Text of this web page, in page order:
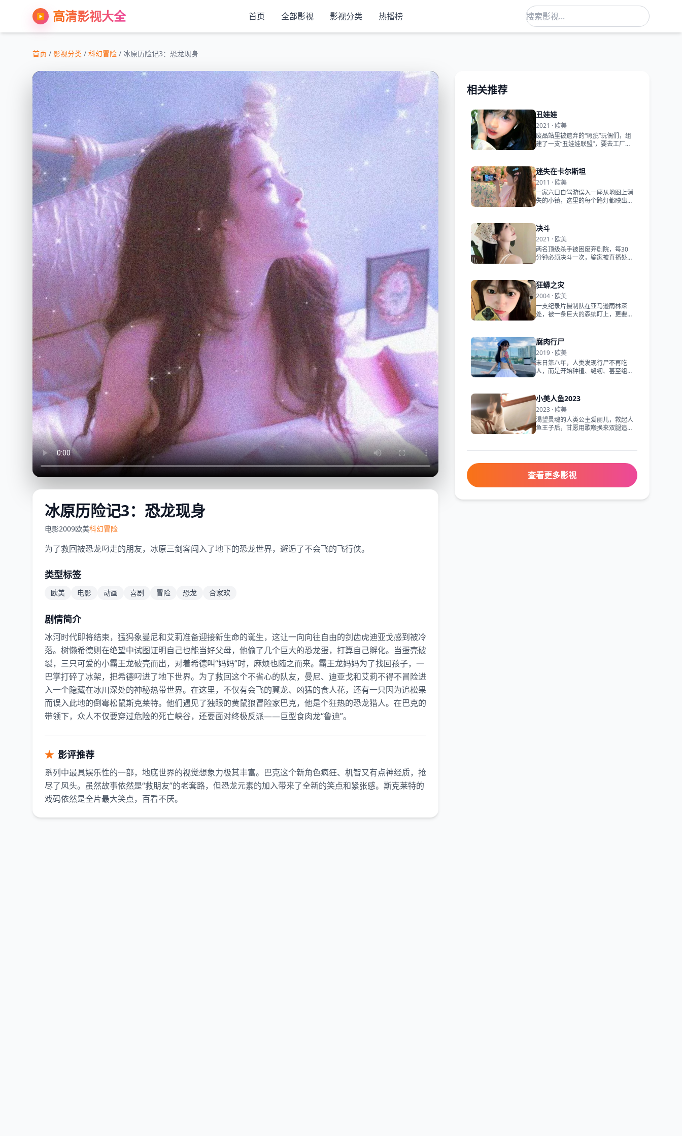
▶ 高清影视大全 首页 全部影视 影视分类 热播榜
首页 / 影视分类 / 科幻冒险 / 冰原历险记3：恐龙现身
冰原历险记3：恐龙现身
电影2009欧美科幻冒险
为了救回被恐龙叼走的朋友，冰原三剑客闯入了地下的恐龙世界，邂逅了不会飞的飞行侠。
类型标签
欧美 电影 动画 喜剧 冒险 恐龙 合家欢
剧情简介
冰河时代即将结束，猛犸象曼尼和艾莉准备迎接新生命的诞生，这让一向向往自由的剑齿虎迪亚戈感到被冷
落。树懒希德则在绝望中试图证明自己也能当好父母，他偷了几个巨大的恐龙蛋，打算自己孵化。当蛋壳破
裂，三只可爱的小霸王龙破壳而出，对着希德叫“妈妈”时，麻烦也随之而来。霸王龙妈妈为了找回孩子，一
巴掌打碎了冰架，把希德叼进了地下世界。为了救回这个不省心的队友，曼尼、迪亚戈和艾莉不得不冒险进
入一个隐藏在冰川深处的神秘热带世界。在这里，不仅有会飞的翼龙、凶猛的食人花，还有一只因为追松果
而误入此地的倒霉松鼠斯克莱特。他们遇见了独眼的黄鼠狼冒险家巴克，他是个狂热的恐龙猎人。在巴克的
带领下，众人不仅要穿过危险的死亡峡谷，还要面对终极反派——巨型食肉龙“鲁迪”。
★ 影评推荐
系列中最具娱乐性的一部，地底世界的视觉想象力极其丰富。巴克这个新角色疯狂、机智又有点神经质，抢
尽了风头。虽然故事依然是“救朋友”的老套路，但恐龙元素的加入带来了全新的笑点和紧张感。斯克莱特的
戏码依然是全片最大笑点，百看不厌。
相关推荐
丑娃娃
2021 · 欧美
废品站里被遗弃的“瑕疵”玩偶们，组
建了一支“丑娃娃联盟”，要去工厂换
迷失在卡尔斯坦
2011 · 欧美
一家六口自驾游误入一座从地图上消
失的小镇，这里的每个路灯都映出另
决斗
2021 · 欧美
两名顶级杀手被困废弃剧院，每30
分钟必须决斗一次，输家被直播处
狂蟒之灾
2004 · 欧美
一支纪录片摄制队在亚马逊雨林深
处，被一条巨大的森蚺盯上，更要命
腐肉行尸
2019 · 欧美
末日第八年，人类发现行尸不再吃
人，而是开始种植、缝纫、甚至组建
小美人鱼2023
2023 · 欧美
渴望灵魂的人类公主爱丽儿，救起人
鱼王子后，甘愿用歌喉换来双腿追寻
查看更多影视